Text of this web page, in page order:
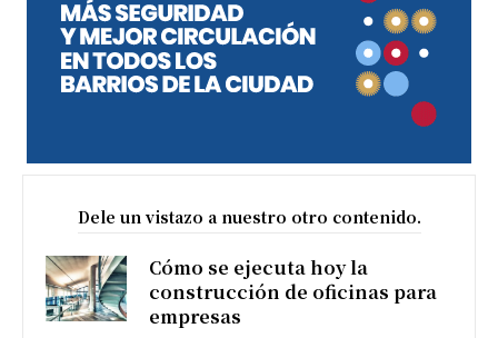
Dele un vistazo a nuestro otro contenido.
Cómo se ejecuta hoy la
construcción de oficinas para
empresas